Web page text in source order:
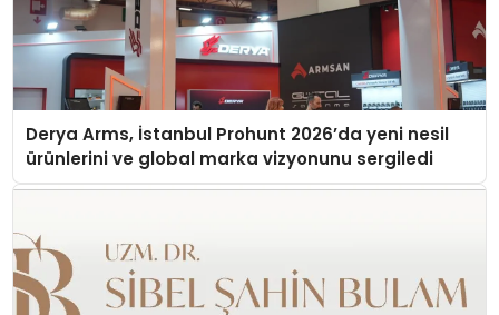
Derya Arms, İstanbul Prohunt 2026’da yeni nesil
ürünlerini ve global marka vizyonunu sergiledi